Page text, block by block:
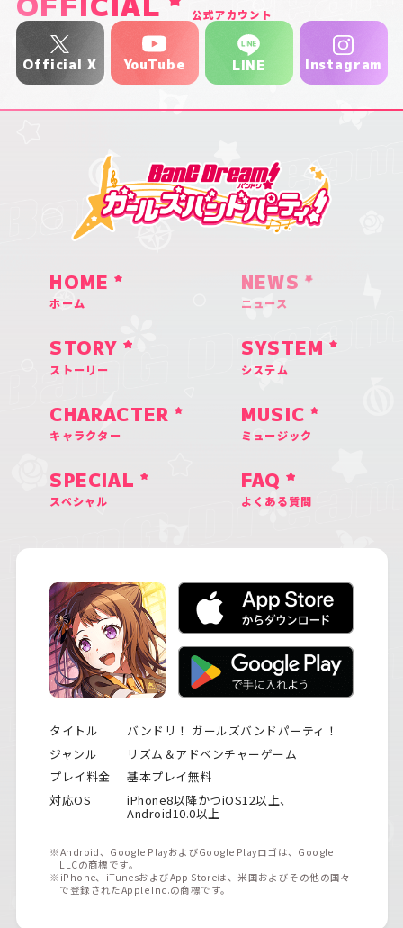
OFFICIAL 公式アカウント
Official X YouTube LINE Instagram
HOME
ホーム
NEWS
ニュース
STORY
ストーリー
SYSTEM
システム
CHARACTER
キャラクター
MUSIC
ミュージック
SPECIAL
スペシャル
FAQ
よくある質問
タイトル
バンドリ！ ガールズバンドパーティ！
ジャンル
リズム＆アドベンチャーゲーム
プレイ料金
基本プレイ無料
対応OS
iPhone8以降かつiOS12以上、
Android10.0以上
※Android、Google PlayおよびGoogle Playロゴは、Google
LLCの商標です。
※iPhone、iTunesおよびApp Storeは、米国およびその他の国々
で登録されたApple Inc.の商標です。